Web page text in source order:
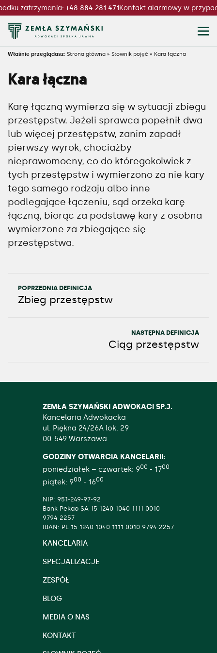
zatrzymania: +48 884 281 471Kontakt alarmowy w
Właśnie przeglądasz: Strona główna » Słownik pojęć » Kara łączna
Kara łączna
Karę łączną wymierza się w sytuacji zbiegu
przestępstw. Jeżeli sprawca popełnił dwa
lub więcej przestępstw, zanim zapadł
pierwszy wyrok, chociażby
nieprawomocny, co do któregokolwiek z
tych przestępstw i wymierzono za nie kary
tego samego rodzaju albo inne
podlegające łączeniu, sąd orzeka karę
łączną, biorąc za podstawę kary z osobna
wymierzone za zbiegające się
przestępstwa.
POPRZEDNIA DEFINICJA
Zbieg przestępstw
NASTĘPNA DEFINICJA
Ciąg przestępstw
ZEMŁA SZYMAŃSKI ADWOKACI SP.J.
Kancelaria Adwokacka
ul. Piękna 24/26A lok. 29
00-549 Warszawa
GODZINY OTWARCIA KANCELARII:
poniedziałek – czwartek: 900 - 1700
piątek: 900 - 1600
NIP: 951-249-97-92
Bank Pekao SA 15 1240 1040 1111 0010
9794 2257
IBAN: PL 15 1240 1040 1111 0010 9794 2257
KANCELARIA
SPECJALIZACJE
ZESPÓŁ
BLOG
MEDIA O NAS
KONTAKT